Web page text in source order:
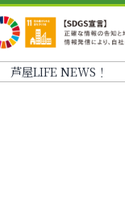
芦屋LIFE NEWS！